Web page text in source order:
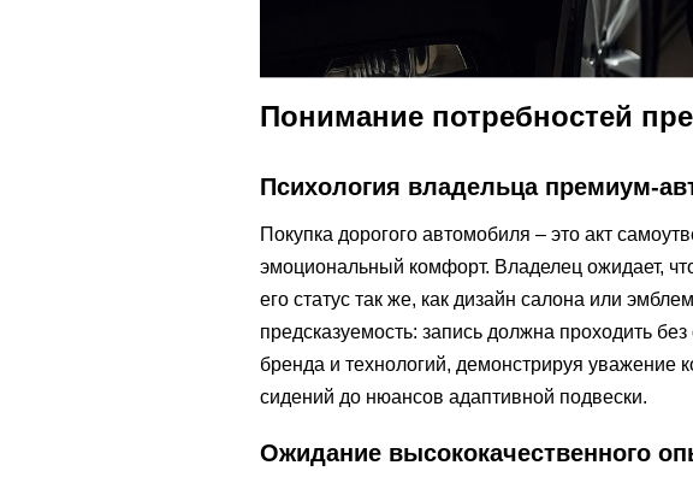
Понимание потребностей
Психология владельца премиум-
Покупка дорогого автомобиля – это акт
эмоциональный комфорт. Владелец ожидает,
его статус так же, как дизайн салона или
предсказуемость: запись должна проходить
бренда и технологий, демонстрируя уважение
сидений до нюансов адаптивной подвески.
Ожидание высококачественного